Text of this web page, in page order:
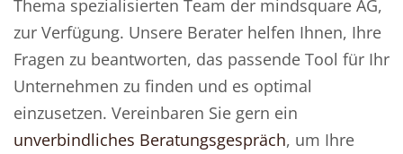
Thema spezialisierten Team der mindsquare AG,
zur Verfügung. Unsere Berater helfen Ihnen, Ihre
Fragen zu beantworten, das passende Tool für Ihr
Unternehmen zu finden und es optimal
einzusetzen. Vereinbaren Sie gern ein
unverbindliches Beratungsgespräch, um Ihre